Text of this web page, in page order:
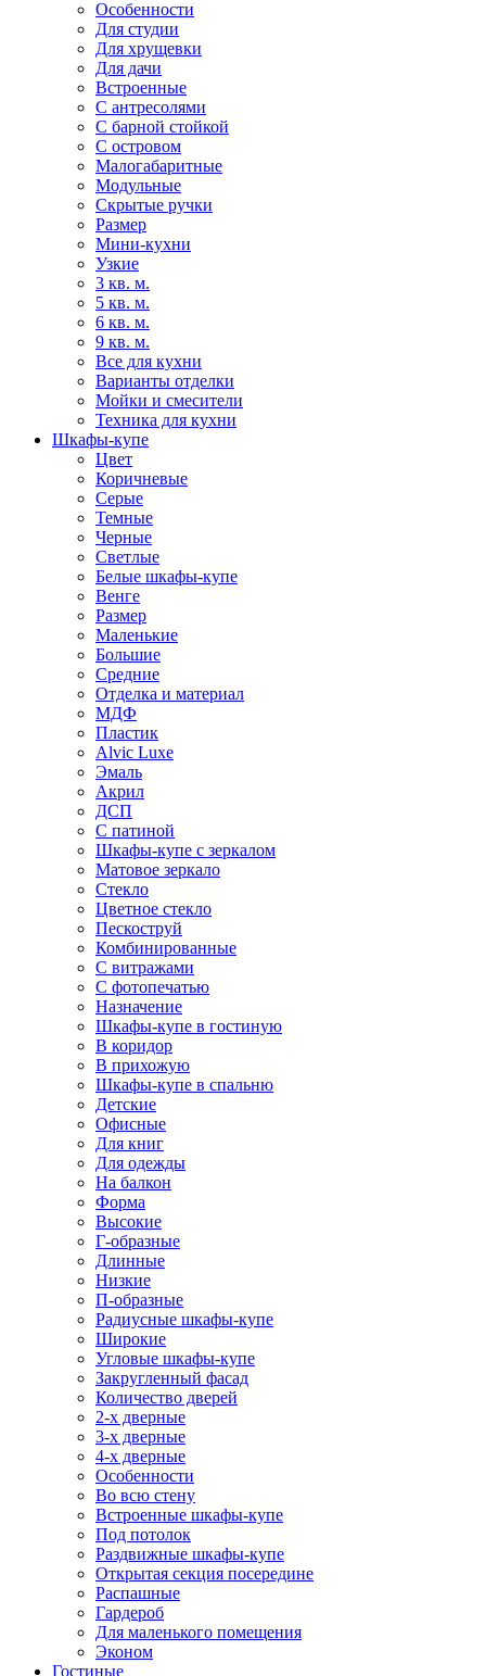
Особенности
Для студии
Для хрущевки
Для дачи
Встроенные
С антресолями
С барной стойкой
С островом
Малогабаритные
Модульные
Скрытые ручки
Размер
Мини-кухни
Узкие
3 кв. м.
5 кв. м.
6 кв. м.
9 кв. м.
Все для кухни
Варианты отделки
Мойки и смесители
Техника для кухни
Шкафы-купе
Цвет
Коричневые
Серые
Темные
Черные
Светлые
Белые шкафы-купе
Венге
Размер
Маленькие
Большие
Средние
Отделка и материал
МДФ
Пластик
Alvic Luxe
Эмаль
Акрил
ДСП
С патиной
Шкафы-купе с зеркалом
Матовое зеркало
Стекло
Цветное стекло
Пескоструй
Комбинированные
С витражами
С фотопечатью
Назначение
Шкафы-купе в гостиную
В коридор
В прихожую
Шкафы-купе в спальню
Детские
Офисные
Для книг
Для одежды
На балкон
Форма
Высокие
Г-образные
Длинные
Низкие
П-образные
Радиусные шкафы-купе
Широкие
Угловые шкафы-купе
Закругленный фасад
Количество дверей
2-х дверные
3-х дверные
4-х дверные
Особенности
Во всю стену
Встроенные шкафы-купе
Под потолок
Раздвижные шкафы-купе
Открытая секция посередине
Распашные
Гардероб
Для маленького помещения
Эконом
Гостиные